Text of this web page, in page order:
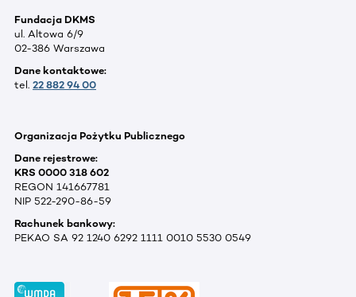
Fundacja DKMS
ul. Altowa 6/9
02-386 Warszawa
Dane kontaktowe:
tel. 22 882 94 00
Organizacja Pożytku Publicznego
Dane rejestrowe:
KRS 0000 318 602
REGON 141667781
NIP 522-290-86-59
Rachunek bankowy:
PEKAO SA 92 1240 6292 1111 0010 5530 0549